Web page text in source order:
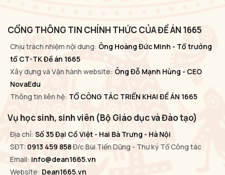
CỔNG THÔNG TIN CHÍNH THỨC CỦA ĐỀ ÁN 1665
Chịu trách nhiệm nội dung: Ông Hoàng Đức Minh - Tổ trưởng
tổ CT-TK Đề án 1665
Xây dựng và Vận hành website: Ông Đỗ Mạnh Hùng - CEO
NovaEdu
Thông tin liên hệ: TỔ CÔNG TÁC TRIỂN KHAI ĐỀ ÁN 1665
Vụ học sinh, sinh viên (Bộ Giáo dục và Đào tạo)
Địa chỉ: Số 35 Đại Cồ Việt - Hai Bà Trưng - Hà Nội
SĐT: 0913 459 858Đ/c Bùi Tiến Dũng - Thư ký Tổ Công tác
Email: info@dean1665.vn
Website: Dean1665.vn